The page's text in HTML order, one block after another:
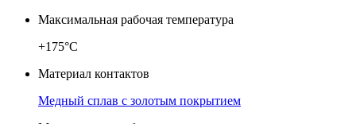
Максимальная рабочая температура
+175°C
Материал контактов
Медный сплав с золотым покрытием